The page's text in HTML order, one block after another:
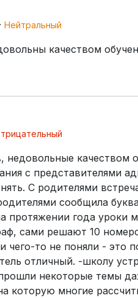
· Нейтральный
качеством
недовольные качеством
с представителями
С родителями
сообщила
протяжении года уроки
сами решают 10
чего-то не поняли - это
отличный. -школу
некоторые темы
которую многие